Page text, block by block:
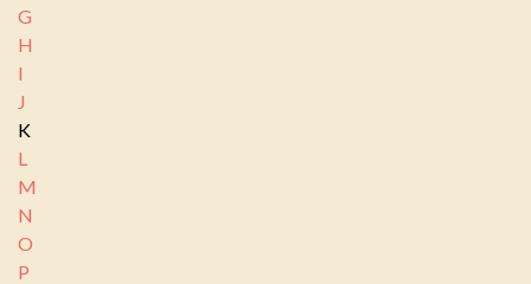
G
H
I
J
K
L
M
N
O
P